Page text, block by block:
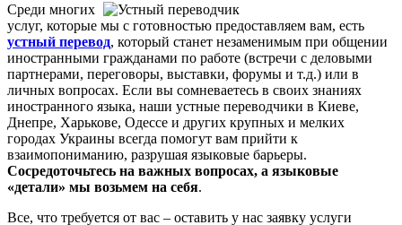
Среди многих
услуг, которые мы с готовностью предоставляем вам, есть
устный перевод, который станет незаменимым при общении
иностранными гражданами по работе (встречи с деловыми
партнерами, переговоры, выставки, форумы и т.д.) или в
личных вопросах. Если вы сомневаетесь в своих знаниях
иностранного языка, наши устные переводчики в Киеве,
Днепре, Харькове, Одессе и других крупных и мелких
городах Украины всегда помогут вам прийти к
взаимопониманию, разрушая языковые барьеры.
Сосредоточьтесь на важных вопросах, а языковые
«детали» мы возьмем на себя.
Все, что требуется от вас – оставить у нас заявку услуги